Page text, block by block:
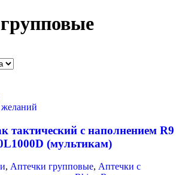
желаний
тактический с наполнением R9
(мультикам)
, Аптечки групповые, Аптечки с